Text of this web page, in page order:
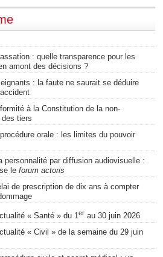
: quelle transparence pour les
amont des décisions ?
: la faute ne saurait se déduire
à la Constitution de la non-
des tiers
orale : les limites du pouvoir
personnalité par diffusion audiovisuelle :
le forum actoris
de prescription de dix ans à compter
« Santé » du 1 er au 30 juin 2026
« Civil » de la semaine du 29 juin